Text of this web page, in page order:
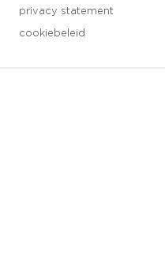
privacy statement
cookiebeleid